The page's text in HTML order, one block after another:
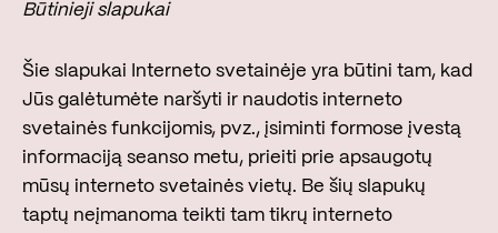
Būtinieji slapukai
Šie slapukai Interneto svetainėje yra būtini tam, kad
Jūs galėtumėte naršyti ir naudotis interneto
svetainės funkcijomis, pvz., įsiminti formose įvestą
informaciją seanso metu, prieiti prie apsaugotų
mūsų interneto svetainės vietų. Be šių slapukų
taptų neįmanoma teikti tam tikrų interneto